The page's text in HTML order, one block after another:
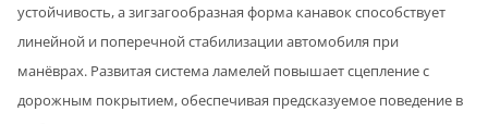
устойчивость, а зигзагообразная форма канавок способствует
линейной и поперечной стабилизации автомобиля при
манёврах. Развитая система ламелей повышает сцепление с
дорожным покрытием, обеспечивая предсказуемое поведение в